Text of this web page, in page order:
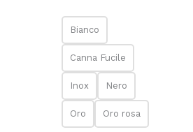
Bianco
Canna Fucile
Inox Nero
Oro Oro rosa